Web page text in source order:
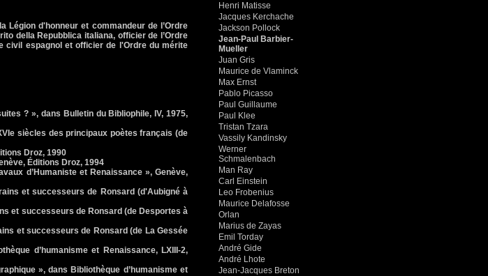
Légion d'honneur et commandeur de l’Ordre
della Repubblica italiana, officier de l’Ordre
civil espagnol et officier de l'Ordre du mérite
? », dans Bulletin du Bibliophile, IV, 1975,
siècles des principaux poètes français (de
Droz, 1990
Éditions Droz, 1994
d’Humaniste et Renaissance », Genève,
et successeurs de Ronsard (d'Aubigné à
et successeurs de Ronsard (de Desportes à
et successeurs de Ronsard (de La Gessée
d’humanisme et Renaissance, LXIII-2,
», dans Bibliothèque d’humanisme et
Henri Matisse
Jacques Kerchache
Jackson Pollock
Jean-Paul Barbier-
Mueller
Juan Gris
Maurice de Vlaminck
Max Ernst
Pablo Picasso
Paul Guillaume
Paul Klee
Tristan Tzara
Vassily Kandinsky
Werner
Schmalenbach
Man Ray
Carl Einstein
Leo Frobenius
Maurice Delafosse
Orlan
Marius de Zayas
Emil Torday
André Gide
André Lhote
Jean-Jacques Breton